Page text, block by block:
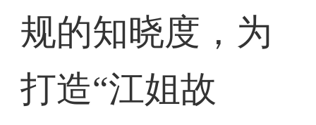
规的知晓度，为
打造“江姐故